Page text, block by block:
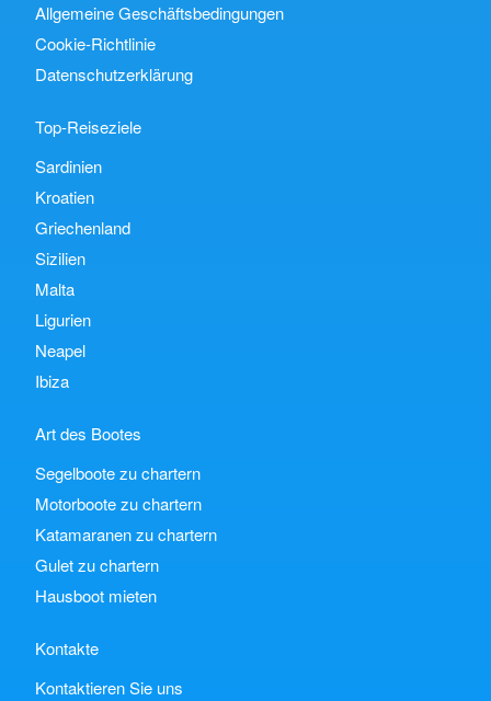
Allgemeine Geschäftsbedingungen
Cookie-Richtlinie
Datenschutzerklärung
Top-Reiseziele
Sardinien
Kroatien
Griechenland
Sizilien
Malta
Ligurien
Neapel
Ibiza
Art des Bootes
Segelboote zu chartern
Motorboote zu chartern
Katamaranen zu chartern
Gulet zu chartern
Hausboot mieten
Kontakte
Kontaktieren Sie uns